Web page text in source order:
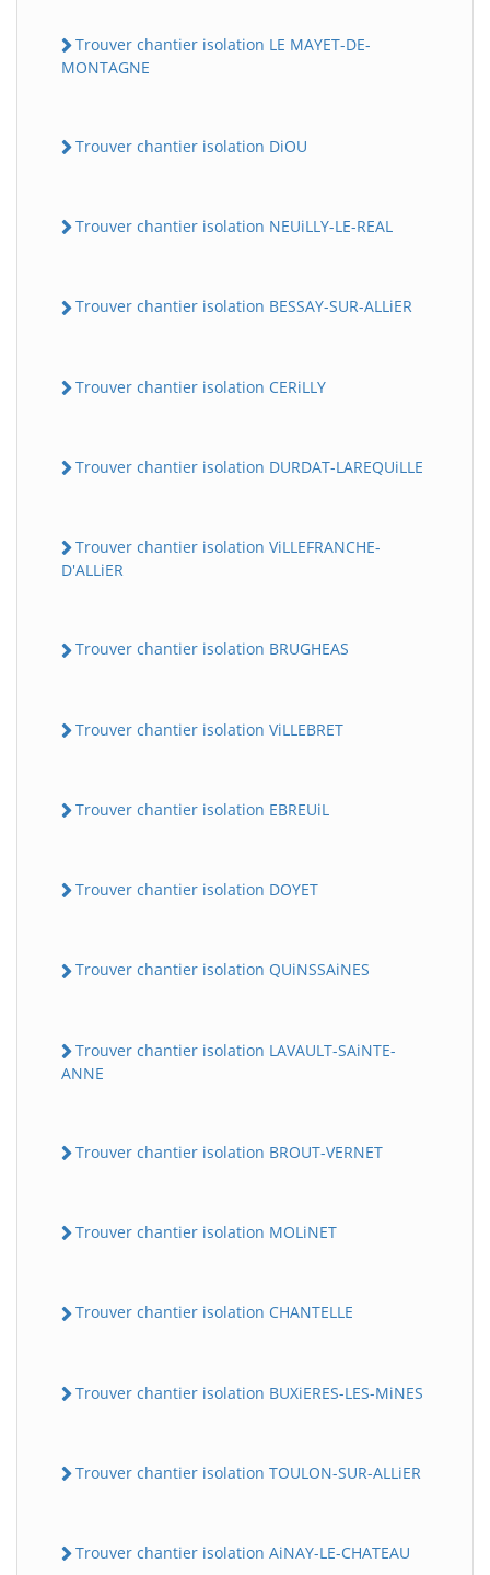
Trouver chantier isolation LE MAYET-DE-
MONTAGNE
Trouver chantier isolation DiOU
Trouver chantier isolation NEUiLLY-LE-REAL
Trouver chantier isolation BESSAY-SUR-ALLiER
Trouver chantier isolation CERiLLY
Trouver chantier isolation DURDAT-LAREQUiLLE
Trouver chantier isolation ViLLEFRANCHE-
D'ALLiER
Trouver chantier isolation BRUGHEAS
Trouver chantier isolation ViLLEBRET
Trouver chantier isolation EBREUiL
Trouver chantier isolation DOYET
Trouver chantier isolation QUiNSSAiNES
Trouver chantier isolation LAVAULT-SAiNTE-
ANNE
Trouver chantier isolation BROUT-VERNET
Trouver chantier isolation MOLiNET
Trouver chantier isolation CHANTELLE
Trouver chantier isolation BUXiERES-LES-MiNES
Trouver chantier isolation TOULON-SUR-ALLiER
Trouver chantier isolation AiNAY-LE-CHATEAU